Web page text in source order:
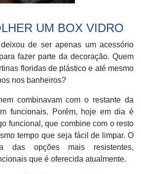
UM BOX VIDRO
de ser apenas um acessório
fazer parte da decoração. Quem
floridas de plástico e até mesmo
nos banheiros?
combinavam com o restante da
funcionais. Porém, hoje em dia é
funcional, que combine com o resto
tempo que seja fácil de limpar. O
das opções mais resistentes,
que é oferecida atualmente.